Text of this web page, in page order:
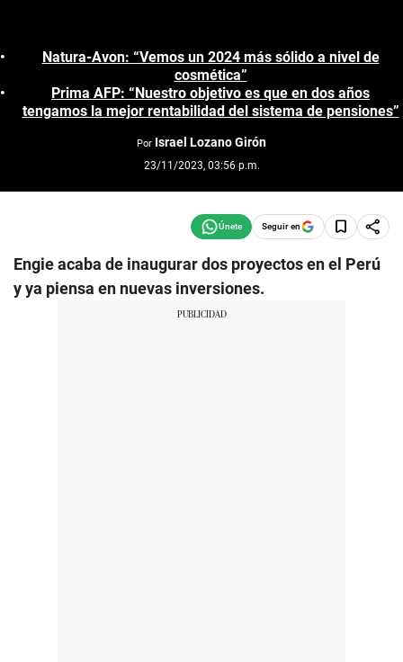
Natura-Avon: “Vemos un 2024 más sólido a nivel de
cosmética”
Prima AFP: “Nuestro objetivo es que en dos años
tengamos la mejor rentabilidad del sistema de pensiones”
Por Israel Lozano Girón
23/11/2023, 03:56 p.m.
Seguir en
Engie acaba de inaugurar dos proyectos en el Perú
y ya piensa en nuevas inversiones.